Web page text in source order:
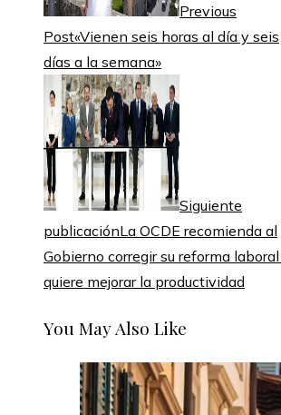
Previous
Post«Vienen seis horas al día y seis
días a la semana»
Siguiente
publicaciónLa OCDE recomienda al
Gobierno corregir su reforma
quiere mejorar la productividad
You May Also Like